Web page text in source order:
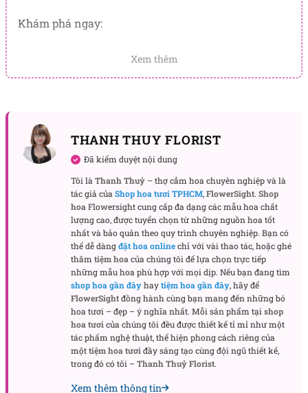
Khám phá ngay:
Hoa valentine
Xem thêm
THANH THUY FLORIST
Đã kiểm duyệt nội dung
Tôi làThanh Thuỷ – thợ cắm hoa chuyên nghiệp và là
tác giả củaShop hoa tươi TPHCM,FlowerSight. Shop
hoaFlowersight cung cấp đa dạng các mẫu hoa chất
lượng cao, được tuyển chọn từ những nguồn hoa tốt
nhất và bảo quản theo quy trình chuyên nghiệp. Bạn có
thể dễ dàngđặt hoa onlinechỉ với vài thao tác, hoặc ghé
thămtiệm hoacủa chúng tôi để lựa chọn trực tiếp
những mẫu hoa phù hợp với mọi dịp. Nếu bạn đang tìm
shop hoa gần đâyhaytiệm hoa gần đây, hãy để
FlowerSightđồng hành cùng bạn mang đến những bó
hoa tươi – đẹp – ý nghĩa nhất. Mỗi sản phẩm tạishop
hoa tươicủa chúng tôi đều được thiết kế tỉ mỉ như một
tác phẩm nghệ thuật, thể hiện phong cách riêng của
mộttiệm hoa tươiđầy sáng tạo cùng đội ngũ thiết kế,
trong đó có tôi –Thanh Thuỷ Florist.
Xem thêm thông tin